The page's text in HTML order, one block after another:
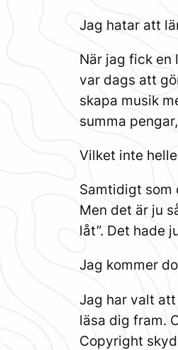
Jag hatar att
När jag fick en
var dags att
skapa musik
summa
Vilket inte
Samtidigt som
Men det är ju
låt”. Det hade
Jag kommer
Jag har valt
läsa dig fram.
Copyright